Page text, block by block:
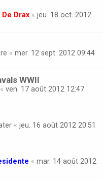
De Drax « jeu. 18 oct. 2012
« mer. 12 sept. 2012 09:44
WWII
« ven. 17 août 2012 12:47
« jeu. 16 août 2012 20:51
« mar. 14 août 2012